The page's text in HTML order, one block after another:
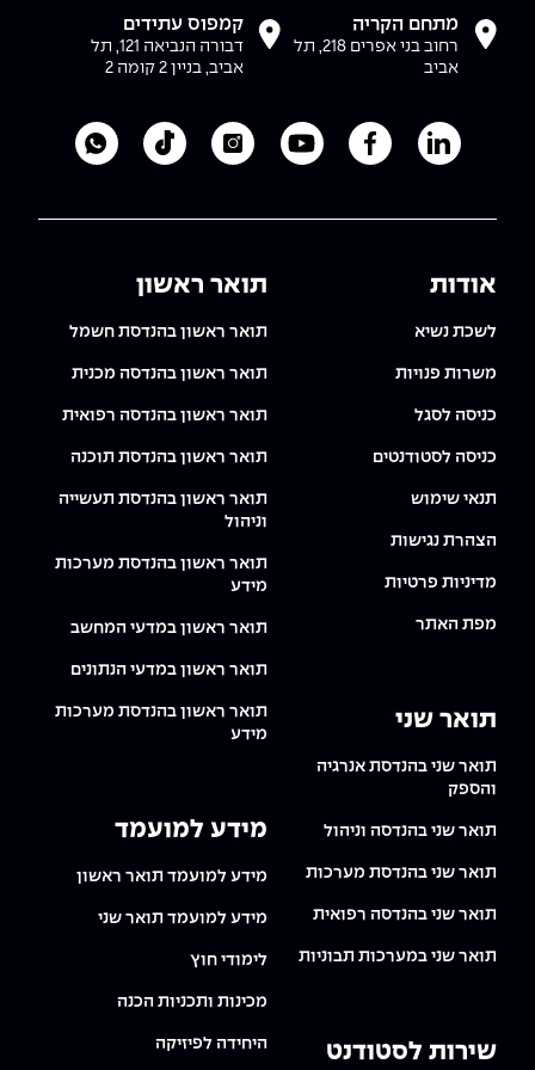
מתחם הקריה
רחוב בני אפרים 218, תל
אביב
קמפוס עתידים
דבורה הנביאה 121, תל
אביב, בניין 2 קומה 2
לעמוד הלינקדאין של מכללת אפקה
לעמוד הפייסבוק של מכללת אפקה
לעמוד היוטיוב של מכללת אפקה
לעמוד האינסטגרם של
לעמוד הטיקטוק
אודות
לשכת נשיא
משרות פנויות
כניסה לסגל
כניסה לסטודנטים
תנאי שימוש
הצהרת נגישות
מדיניות פרטיות
מפת האתר
תואר שני
תואר שני בהנדסת אנרגיה
והספק
תואר שני בהנדסה וניהול
תואר שני בהנדסת מערכות
תואר שני בהנדסה רפואית
תואר שני במערכות תבוניות
שירות לסטודנט
תואר ראשון
תואר ראשון בהנדסת חשמל
תואר ראשון בהנדסה מכנית
תואר ראשון בהנדסה רפואית
תואר ראשון בהנדסת תוכנה
תואר ראשון בהנדסת תעשייה
וניהול
תואר ראשון בהנדסת מערכות
מידע
תואר ראשון במדעי המחשב
תואר ראשון במדעי הנתונים
תואר ראשון בהנדסת מערכות
מידע
מידע למועמד
מידע למועמד תואר ראשון
מידע למועמד תואר שני
לימודי חוץ
מכינות ותכניות הכנה
היחידה לפיזיקה
אווירה נפיצה במתקני חשמל ומכשור
קורסים מקצועיים מותאמים לארגונים
סמסטר ראשון בתיכון
חנות החדשנות והיזמות